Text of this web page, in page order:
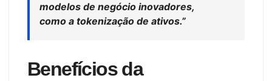
modelos de negócio inovadores,
como a tokenização de ativos.”
Benefícios da